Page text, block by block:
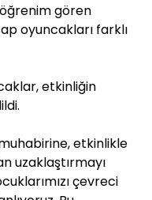
gören
oyuncakları farklı
etkinliğin
etkinlikle
uzaklaştırmayı
çevreci